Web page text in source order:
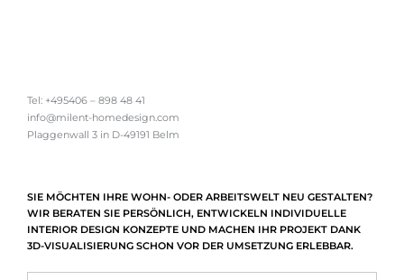
Tel: +495406 – 898 48 41
info@milent-homedesign.com
Plaggenwall 3 in D-49191 Belm
SIE MÖCHTEN IHRE WOHN- ODER ARBEITSWELT NEU GESTALTEN?
WIR BERATEN SIE PERSÖNLICH, ENTWICKELN INDIVIDUELLE
INTERIOR DESIGN KONZEPTE UND MACHEN IHR PROJEKT DANK
3D-VISUALISIERUNG SCHON VOR DER UMSETZUNG ERLEBBAR.